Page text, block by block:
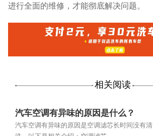
进行全面的维修，才能彻底解决问题。
相关阅读
汽车空调有异味的原因是什么？
汽车空调有异味的原因是空调滤芯长时间没有清